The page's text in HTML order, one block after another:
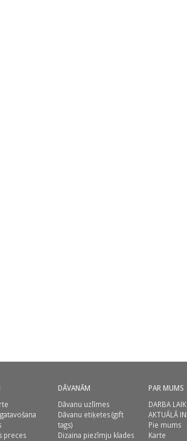
preces
DĀVANĀM
Dāvanu uzlīmes
Dāvanu etiķetes (gift
tags)
Dizaina piezīmju klades
PAR MUMS
DARBA
AKTUĀLĀ
Pie mums
Karte